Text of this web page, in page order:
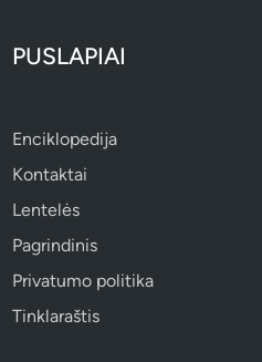
PUSLAPIAI
Enciklopedija
Kontaktai
Lentelės
Pagrindinis
Privatumo politika
Tinklaraštis